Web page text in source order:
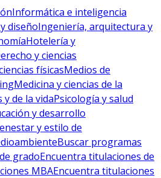
Informática e inteligencia
diseñoIngeniería, arquitectura y
Hotelería y
y ciencias
físicasMedios de
Medicina y ciencias de la
y de la vidaPsicología y salud
y desarrollo
y estilo de
Buscar programas
gradoEncuentra titulaciones de
MBAEncuentra titulaciones